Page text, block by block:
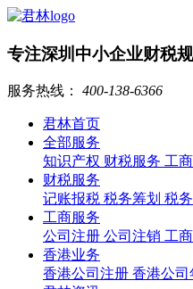
专注深圳中小企业财税
服务热线： 400-138-6366
君林首页
全部服务
知识产权 财税服务 工
财税服务
记账报税 税务筹划 税
工商服务
公司注册 公司注销 工
香港业务
香港公司注册 香港公司